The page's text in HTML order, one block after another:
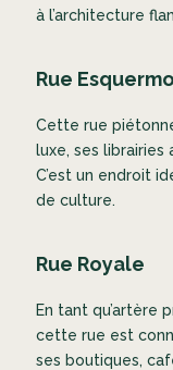
à l’architecture
Rue
Cette rue
luxe, ses
C’est un endroit
de culture.
Rue Royale
En tant qu’artère
cette rue est
ses boutiques,